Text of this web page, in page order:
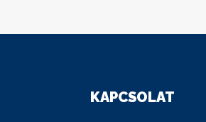
KAPCSOLAT